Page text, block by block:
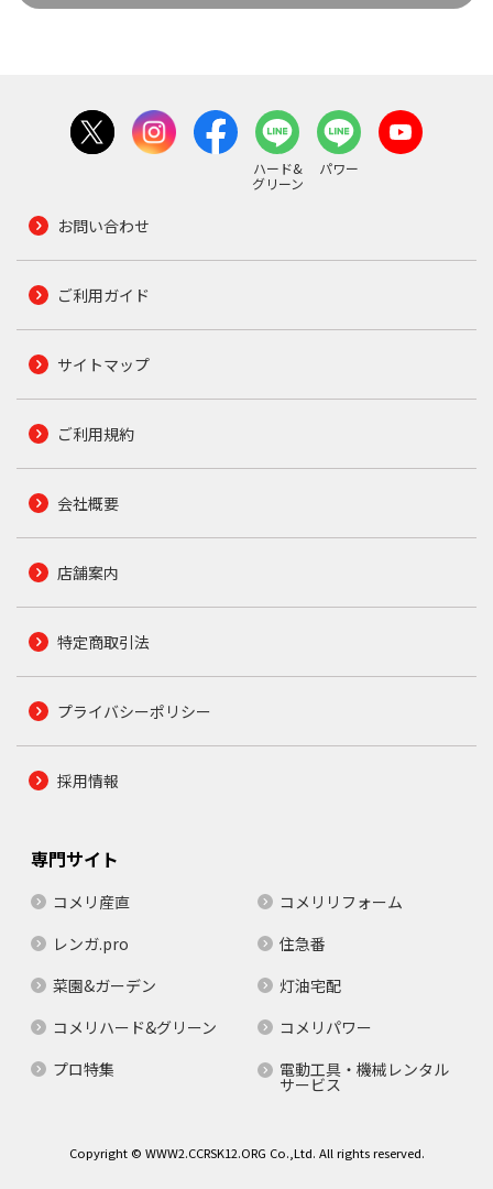
ハード&
グリーン
パワー
お問い合わせ
ご利用ガイド
サイトマップ
ご利用規約
会社概要
店舗案内
特定商取引法
プライバシーポリシー
採用情報
専門サイト
コメリ産直
コメリリフォーム
レンガ.pro
住急番
菜園&ガーデン
灯油宅配
コメリハード&グリーン
コメリパワー
プロ特集
電動工具・機械レンタル
サービス
Copyright © WWW2.CCRSK12.ORG Co.,Ltd. All rights reserved.